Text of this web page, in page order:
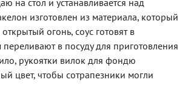
А еще
именно у
шоколада
есть во
вкусе
небольшая
горчинка,
десятилетия
к
десятилетию
страны к
стране.
Тертый
за
сырное
фондю в
или
просто в
на стол и устанавливается над
изготовлен из материала, который
открытый огонь, соус готовят в
переливают в посуду для приготовления
рукоятки вилок для фондю
цвет, чтобы сотрапезники могли